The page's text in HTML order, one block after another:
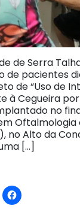
de Serra
de pacientes
de “Uso de
à Cegueira
no
Oftalmologia
no Alto da
[…]